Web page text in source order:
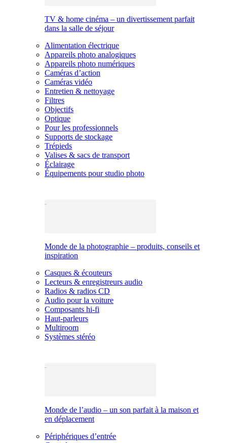
TV & home cinéma – un divertissement parfait
dans la salle de séjour
Alimentation électrique
Appareils photo analogiques
Appareils photo numériques
Caméras d’action
Caméras vidéo
Entretien & nettoyage
Filtres
Objectifs
Optique
Pour les professionnels
Supports de stockage
Trépieds
Valises & sacs de transport
Éclairage
Équipements pour studio photo
Monde de la photographie – produits, conseils et
inspiration
Casques & écouteurs
Lecteurs & enregistreurs audio
Radios & radios CD
Audio pour la voiture
Composants hi-fi
Haut-parleurs
Multiroom
Systèmes stéréo
Monde de l’audio – un son parfait à la maison et
en déplacement
Périphériques d’entrée